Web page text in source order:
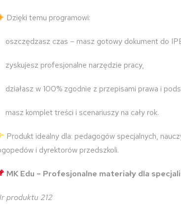
Dzięki temu programowi:
oszczędzasz czas – masz gotowy dokument do
zyskujesz profesjonalne narzędzie pracy,
działasz w 100% zgodnie z przepisami prawa i
masz komplet treści i scenariuszy na cały rok.
Produkt idealny dla: pedagogów specjalnych,
i dyrektorów przedszkoli.
MK Edu – Profesjonalne materiały dla
produktu 212